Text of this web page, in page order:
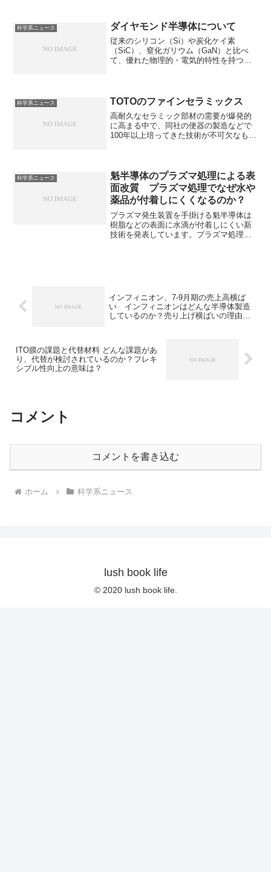
ができます。
科学系ニュース ダイヤモンド半導体について
従来のシリコン（Si）や炭化ケイ素
（SiC）、窒化ガリウム（GaN）と比べ
て、優れた物理的・電気的特性を持つ次
の特性や問題点を知ることができる記事
になっています。
科学系ニュース TOTOのファインセラミックス
高耐久なセラミック部材の需要が爆発的
に高まる中で、同社の便器の製造などで
100年以上培ってきた技術が不可欠なもの
科学系ニュース
魁半導体のプラズマ処理による表
面改質 プラズマ処理でなぜ水や
薬品が付着しにくくなるのか？
プラズマ発生装置を手掛ける魁半導体は
樹脂などの表面に水滴が付着しにくい新
技術を発表しています。プラズマ処理に
上するのかを知ることができます。
インフィニオン、7-9月期の売上高横ば
い インフィニオンはどんな半導体製造
しているのか？売り上げ横ばいの理由
ITO膜の課題と代替材料 どんな課題があ
り、代替が検討されているのか？フレキ
シブル性向上の意味は？
コメント
コメントを書き込む
ホーム 科学系ニュース
lush book life
© 2020 lush book life.